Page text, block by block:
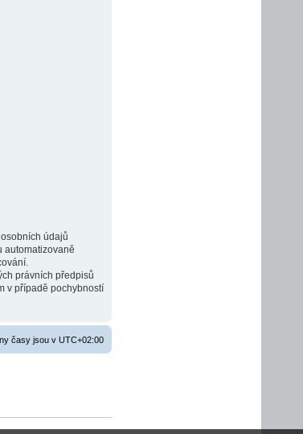
údajů
automatizovaně
právních předpisů
v případě pochybností
časy jsou v UTC+02:00